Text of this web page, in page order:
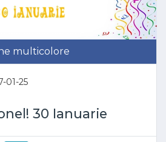
multicolore
01-25
30 Ianuarie